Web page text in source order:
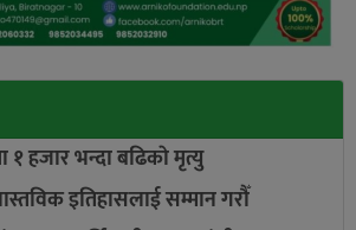
१ हजार भन्दा बढिकाे मृत्यु
इतिहासलाई सम्मान गरौँ